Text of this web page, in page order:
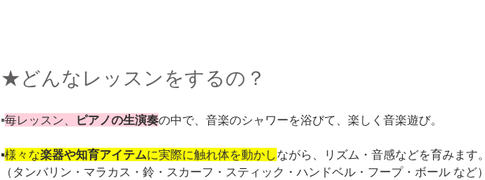
★どんなレッスンをするの？
▪️毎レッスン、 ピアノの生演奏の中で、音楽のシャワーを浴びて、楽しく音楽遊び。
▪️様々な楽器や知育アイテムに実際に触れ体を動かしながら、リズム・音感などを育みます。
（タンバリン・マラカス・鈴・スカーフ・スティック・ハンドベル・フープ・ボール など）